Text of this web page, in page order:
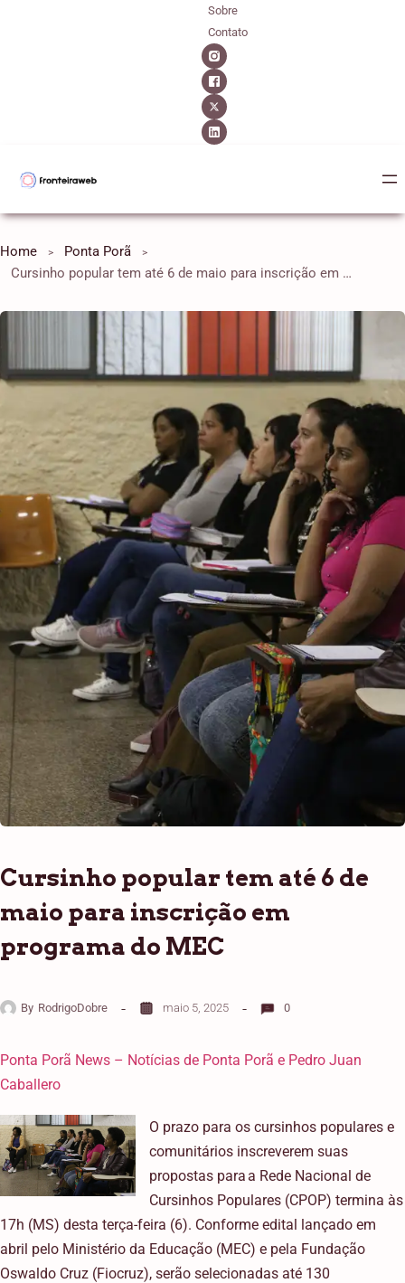
Sobre
Contato
Home
Ponta Porã
Cursinho popular tem até 6 de maio para inscrição em programa do MEC
Cursinho popular tem até 6 de
maio para inscrição em
programa do MEC
By RodrigoDobre maio 5, 2025 0
Ponta Porã News – Notícias de Ponta Porã e Pedro Juan
Caballero
O prazo para os cursinhos populares e
comunitários inscreverem suas
propostas para a Rede Nacional de
Cursinhos Populares (CPOP) termina às
17h (MS) desta terça-feira (6). Conforme edital lançado em
abril pelo Ministério da Educação (MEC) e pela Fundação
Oswaldo Cruz (Fiocruz), serão selecionadas até 130